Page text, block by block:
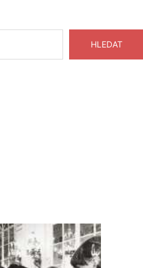
HLEDAT